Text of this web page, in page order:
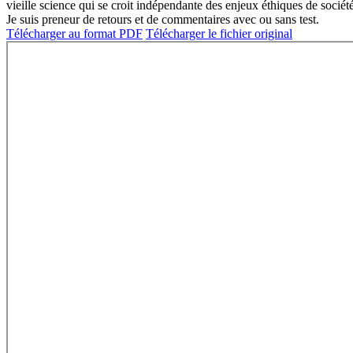
vieille science qui se croit indépendante des enjeux éthiques de
Je suis preneur de retours et de commentaires avec ou sans test.
Télécharger au format PDF Télécharger le fichier original